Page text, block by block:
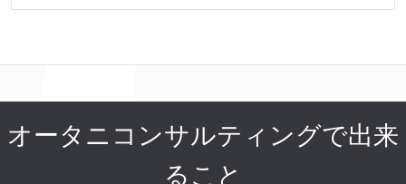
オータニコンサルティングで出来
ること